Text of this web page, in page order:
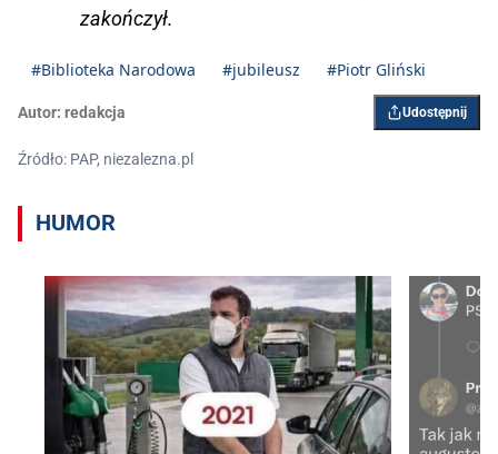
zakończył.
#Biblioteka Narodowa #jubileusz #Piotr Gliński
Autor: redakcja Udostępnij
Źródło: PAP, niezalezna.pl
HUMOR